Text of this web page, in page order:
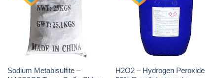
Sodium Metabisulfite –
H2O2 – Hydrogen Peroxide